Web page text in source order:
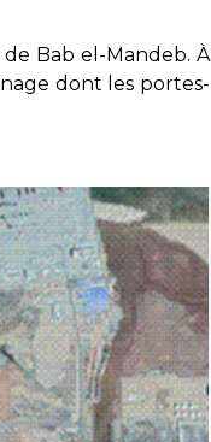
Bab el-Mandeb. À
dont les portes-